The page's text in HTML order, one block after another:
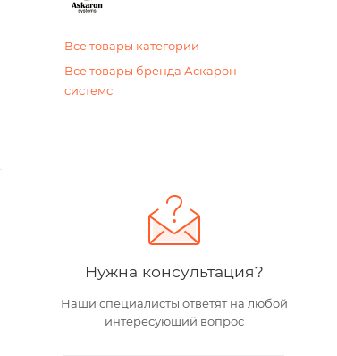
Все товары категории
Все товары бренда Аскарон
системс
Нужна консультация?
Наши специалисты ответят на любой
интересующий вопрос